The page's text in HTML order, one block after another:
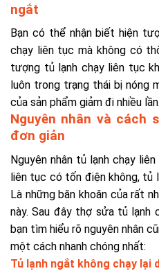
ngắt
Bạn có thể nhận biết hiện
chạy liên tụcmà không có
tượng tủ lạnh chạy liên tục
luôn trong trạng thái bị nóng
của sản phẩm giảm đi nhiều lần.
Nguyên nhân và cách
đơn giản
Nguyên nhân tủ lạnh chạy
liên tục có tốn điện không, tủ
Là những băn khoăn của rất
này.Sau đây thợ sửa tủ lạnh
bạn tìm hiểu rõ nguyên nhân
một cách nhanh chóng nhất:
Tủ lạnh ngắt không chạy lại